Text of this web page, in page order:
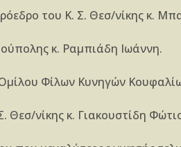
του Κ. Σ. Θεσ/νίκης κ.
κ. Ραμπιάδη Ιωάννη.
Φίλων Κυνηγών
νίκης κ. Γιακουστίδη